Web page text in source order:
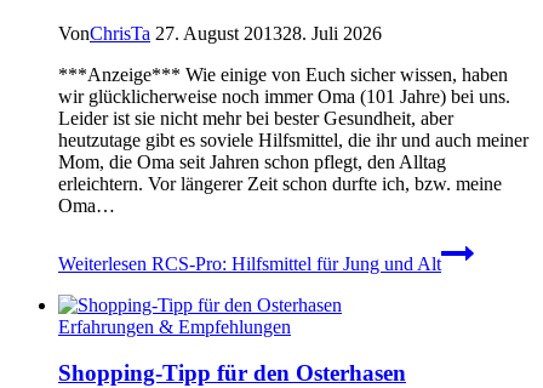
VonChrisTa 27. August 201328. Juli 2026
***Anzeige*** Wie einige von Euch sicher wissen, haben
wir glücklicherweise noch immer Oma (101 Jahre) bei uns.
Leider ist sie nicht mehr bei bester Gesundheit, aber
heutzutage gibt es soviele Hilfsmittel, die ihr und auch meiner
Mom, die Oma seit Jahren schon pflegt, den Alltag
erleichtern. Vor längerer Zeit schon durfte ich, bzw. meine
Oma…
Weiterlesen RCS-Pro: Hilfsmittel für Jung und Alt
Erfahrungen & Empfehlungen
Shopping-Tipp für den Osterhasen